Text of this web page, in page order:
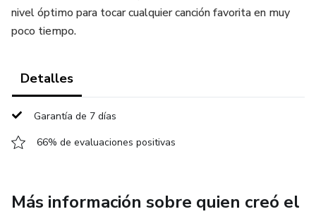
nivel óptimo para tocar cualquier canción favorita en muy
poco tiempo.
Detalles
Garantía de 7 días
66% de evaluaciones positivas
Más información sobre quien creó el